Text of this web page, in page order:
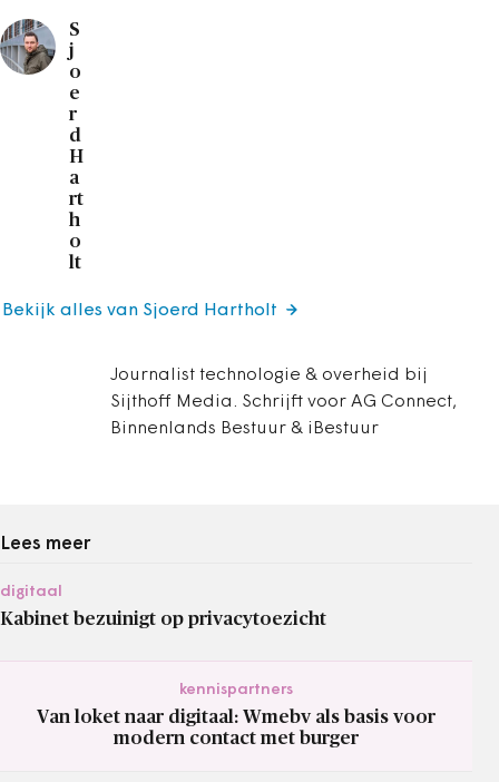
S
j
o
e
r
d
H
a
rt
h
o
lt
Journalist technologie & overheid bij
Sijthoff Media. Schrijft voor AG Connect,
Binnenlands Bestuur & iBestuur
Bekijk alles van Sjoerd Hartholt
Lees meer
digitaal
Kabinet bezuinigt op privacytoezicht
kennispartners
Van loket naar digitaal: Wmebv als basis voor
modern contact met burger